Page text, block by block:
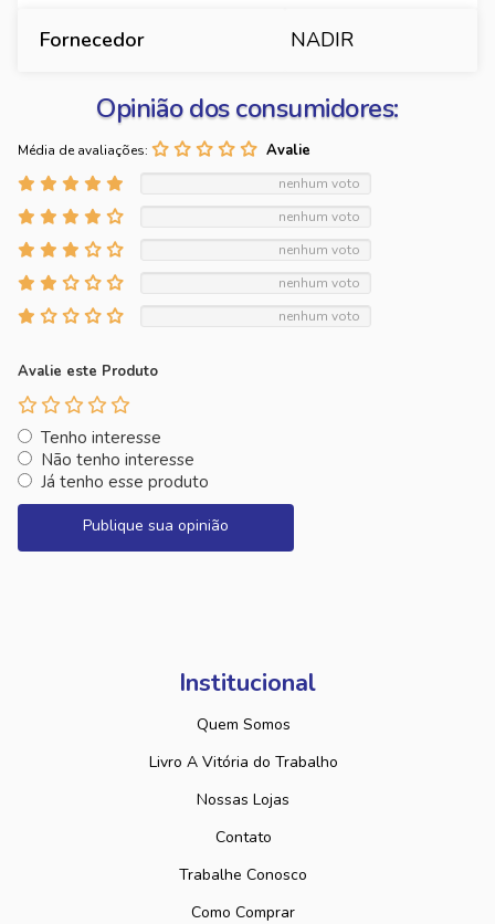
Fornecedor NADIR
Opinião dos consumidores:
Média de avaliações:
nenhum voto
nenhum voto
nenhum voto
nenhum voto
nenhum voto
Avalie este Produto
Tenho interesse
Não tenho interesse
Já tenho esse produto
Publique sua opinião
Institucional
Quem Somos
Livro A Vitória do Trabalho
Nossas Lojas
Contato
Trabalhe Conosco
Como Comprar